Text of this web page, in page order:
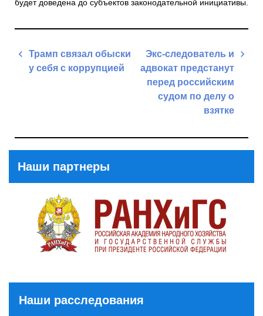
будет доведена до субъектов законодательной инициативы.
Навигация
записям
Трамп связал обыски
у себя с коррупцией
Экс-следователь и
адвокат предстанут
перед российским
судом по делу о
взятке
Наши партнеры
Наши расследования